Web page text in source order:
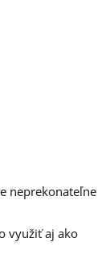
neprekonateľne
využiť aj ako